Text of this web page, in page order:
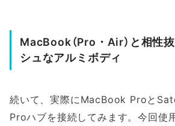
MacBook（Pro・Air）と相性
シュなアルミボディ
続いて、実際にMacBook Proと
Proハブを接続してみます。今回使